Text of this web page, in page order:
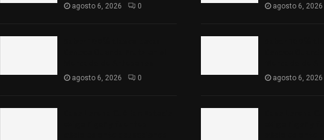
agosto 6, 2026 0
agosto 6, 2026 0
agosto 6, 2026
agosto 6, 2026